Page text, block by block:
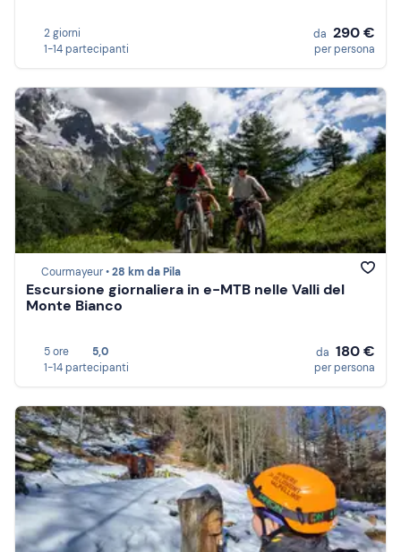
2 giorni
1-14 partecipanti
da 290 €
per persona
Courmayeur •28 km da Pila
Escursione giornaliera in e-MTB nelle Valli del
Monte Bianco
5 ore
5,0
1-14 partecipanti
da 180 €
per persona